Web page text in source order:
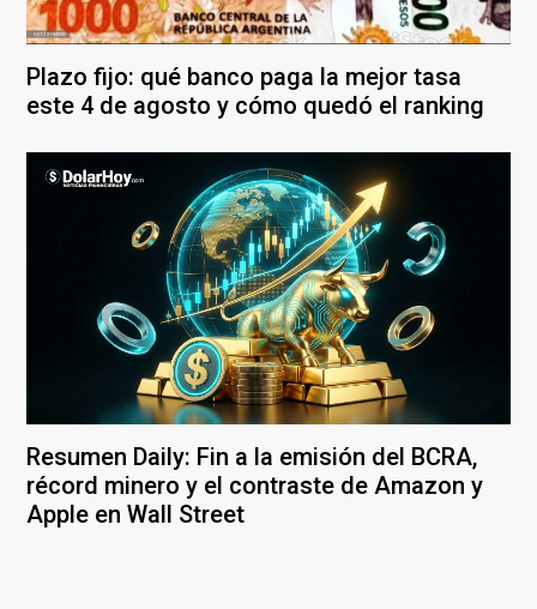
Plazo fijo: qué banco paga la mejor tasa
este 4 de agosto y cómo quedó el ranking
Resumen Daily: Fin a la emisión del BCRA,
récord minero y el contraste de Amazon y
Apple en Wall Street